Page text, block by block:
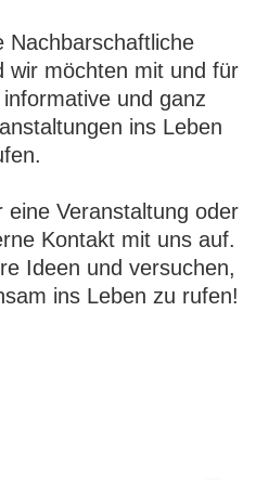
Nachbarschaftliche
wir möchten mit und für
und ganz
ins Leben
Veranstaltung oder
Kontakt mit uns auf.
Ideen und versuchen,
ins Leben zu rufen!